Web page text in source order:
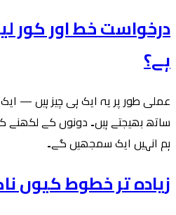
درخواست خط اور کور
ہے؟
ساتھ بھیجتے ہیں۔ دونوں کے
ہم انہیں ایک سمجھیں گے۔
زیادہ تر خطوط کیوں